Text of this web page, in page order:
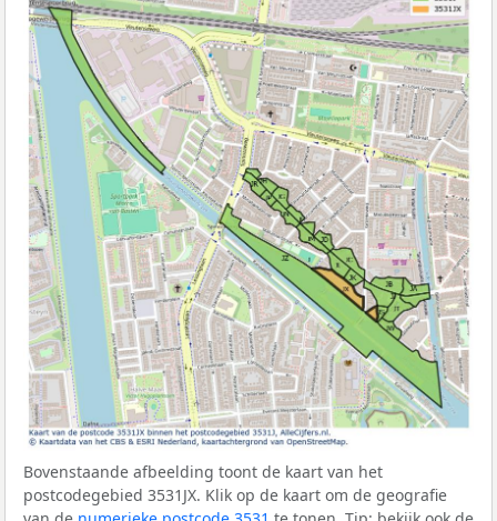
Bovenstaande afbeelding toont de kaart van het
postcodegebied 3531JX. Klik op de kaart om de geografie